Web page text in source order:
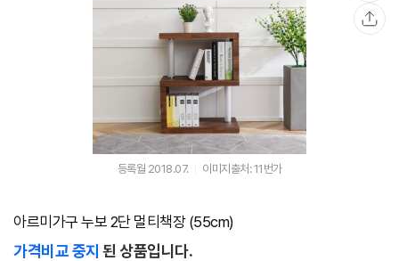
관
심
등록월 2018.07. 이미지출처: 11번가
아르미가구 누보 2단 멀티책장 (55cm)
가격비교 중지 된 상품입니다.